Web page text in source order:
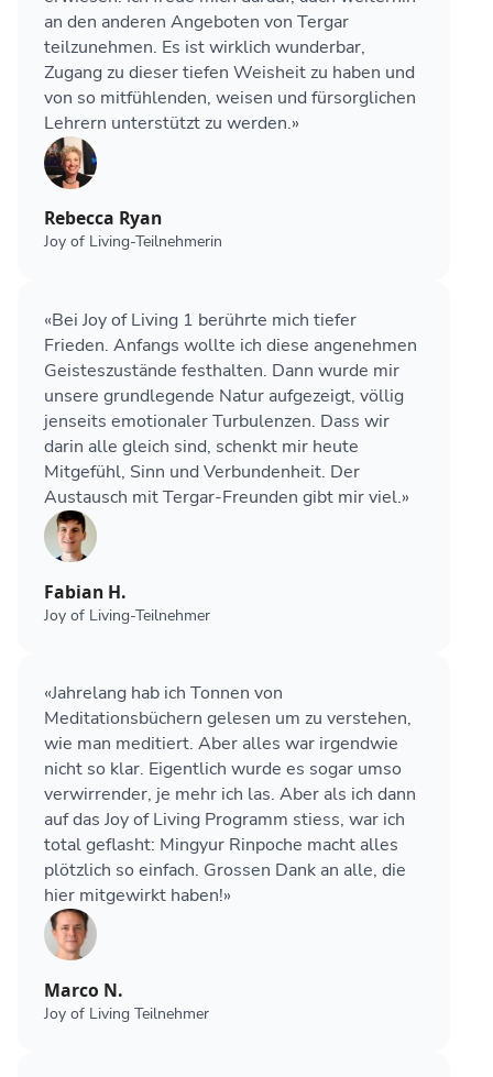
an den anderen Angeboten von Tergar
teilzunehmen. Es ist wirklich wunderbar,
Zugang zu dieser tiefen Weisheit zu haben und
von so mitfühlenden, weisen und fürsorglichen
Lehrern unterstützt zu werden.»
Rebecca Ryan
Joy of Living-Teilnehmerin
«Bei Joy of Living 1 berührte mich tiefer
Frieden. Anfangs wollte ich diese angenehmen
Geisteszustände festhalten. Dann wurde mir
unsere grundlegende Natur aufgezeigt, völlig
jenseits emotionaler Turbulenzen. Dass wir
darin alle gleich sind, schenkt mir heute
Mitgefühl, Sinn und Verbundenheit. Der
Austausch mit Tergar-Freunden gibt mir viel.»
Fabian H.
Joy of Living-Teilnehmer
«Jahrelang hab ich Tonnen von
Meditationsbüchern gelesen um zu verstehen,
wie man meditiert. Aber alles war irgendwie
nicht so klar. Eigentlich wurde es sogar umso
verwirrender, je mehr ich las. Aber als ich dann
auf das Joy of Living Programm stiess, war ich
total geflasht: Mingyur Rinpoche macht alles
plötzlich so einfach. Grossen Dank an alle, die
hier mitgewirkt haben!»
Marco N.
Joy of Living Teilnehmer